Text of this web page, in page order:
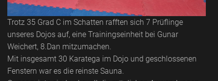
Trotz 35 Grad C im Schatten rafften sich 7 Prüflinge
unseres Dojos auf, eine Trainingseinheit bei Gunar
Weichert, 8.Dan mitzumachen.
Mit insgesamt 30 Karatega im Dojo und geschlossenen
Fenstern war es die reinste Sauna.